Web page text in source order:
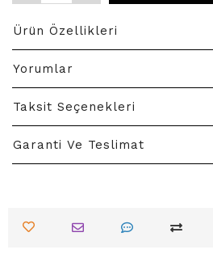
Ürün Özellikleri
Yorumlar
Taksit Seçenekleri
Garanti Ve Teslimat